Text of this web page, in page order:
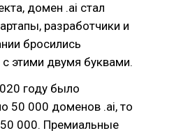
домен .ai стал
разработчики и
бросились
с этими двумя буквами.
году было
50 000 доменов .ai, то
000. Премиальные